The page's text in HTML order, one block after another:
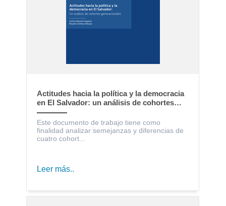
Actitudes hacia la política y la democracia
en El Salvador: un análisis de cohortes
generacionales
Este documento de trabajo tiene como
finalidad analizar semejanzas y diferencias de
cuatro cohort...
Leer más..